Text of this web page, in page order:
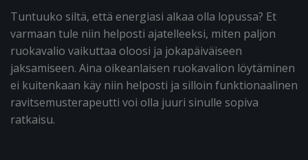
Tuntuuko siltä, että energiasi alkaa olla lopussa? Et
varmaan tule niin helposti ajatelleeksi, miten paljon
ruokavalio vaikuttaa oloosi ja jokapäiväiseen
jaksamiseen. Aina oikeanlaisen ruokavalion löytäminen
ei kuitenkaan käy niin helposti ja silloin funktionaalinen
ravitsemusterapeutti voi olla juuri sinulle sopiva
ratkaisu.